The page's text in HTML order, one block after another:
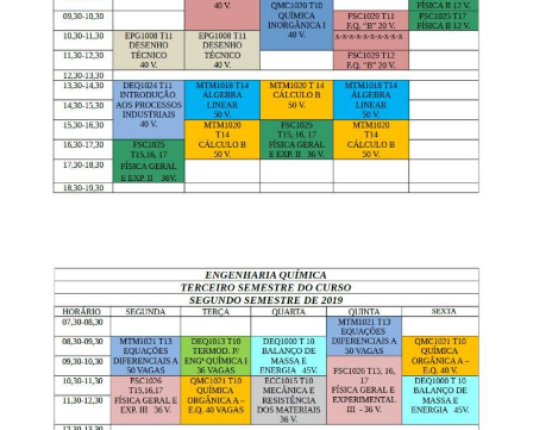
Secretaria-Geral
Secretaria de Governo
Gabinete de Segurança Institucional
Banco Central do Brasil